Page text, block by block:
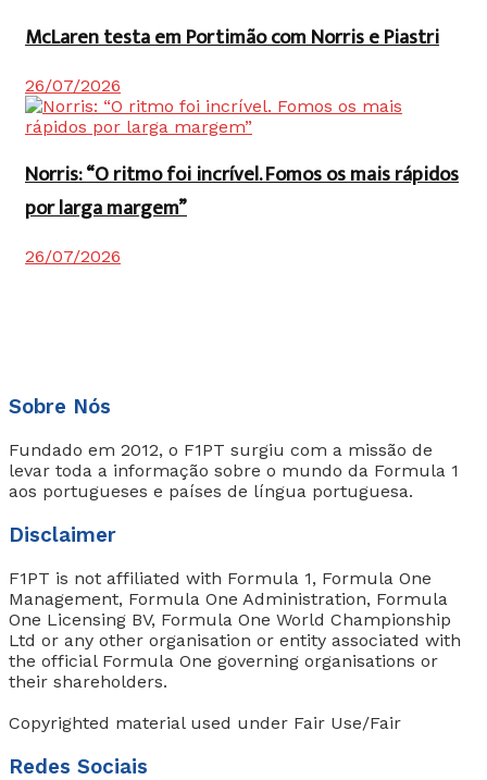
McLaren testa em Portimão com Norris e Piastri
26/07/2026
Norris: “O ritmo foi incrível. Fomos os mais rápidos
por larga margem”
26/07/2026
Sobre Nós
Fundado em 2012, o F1PT surgiu com a missão de
levar toda a informação sobre o mundo da Formula 1
aos portugueses e países de língua portuguesa.
Disclaimer
F1PT is not affiliated with Formula 1, Formula One
Management, Formula One Administration, Formula
One Licensing BV, Formula One World Championship
Ltd or any other organisation or entity associated with
the official Formula One governing organisations or
their shareholders.
Copyrighted material used under Fair Use/Fair
Redes Sociais